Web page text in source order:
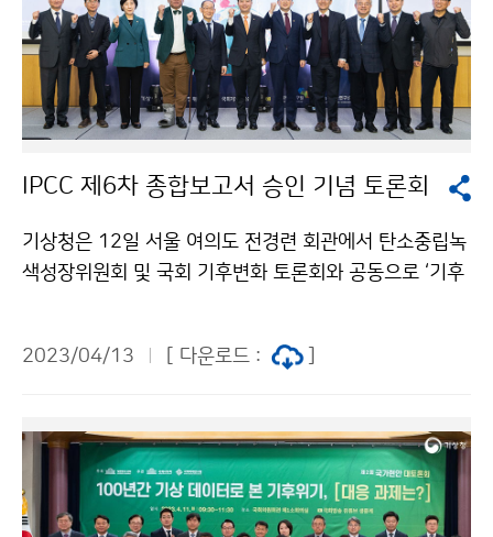
IPCC 제6차 종합보고서 승인 기념 토론회
기상청은 12일 서울 여의도 전경련 회관에서 탄소중립녹
색성장위원회 및 국회 기후변화 토론회와 공동으로 ‘기후
2023/04/13
[ 다운로드 :